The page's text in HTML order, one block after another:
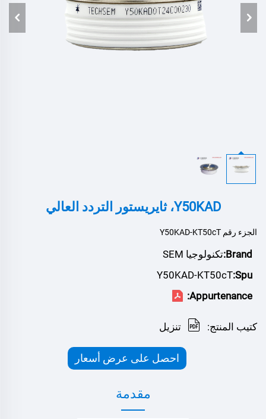
Y50KAD، ثايريستور التردد العالي
الجزء رقم Y50KAD-KT50cT
Brand: تكنولوجيا SEM
Spu:
Y50KAD-KT50cT
Appurtenance:
كتيب المنتج: تنزيل
احصل على عرض أسعار
مقدمة